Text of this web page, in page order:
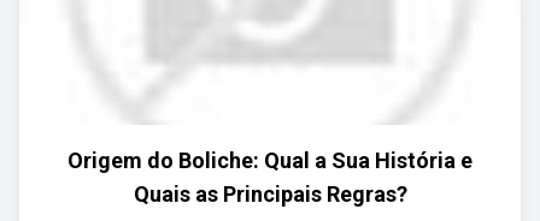
Origem do Boliche: Qual a Sua História e
Quais as Principais Regras?